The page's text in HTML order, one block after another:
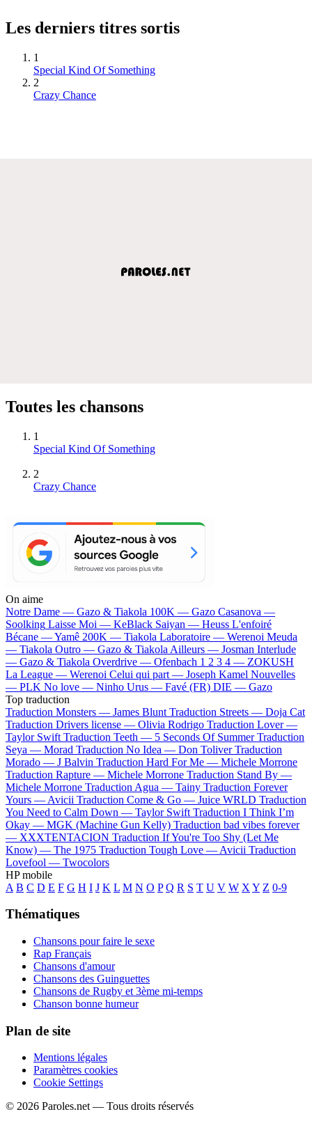
Les derniers titres sortis
1
Special Kind Of Something
2
Crazy Chance
Toutes les chansons
1
Special Kind Of Something
2
Crazy Chance
On aime
Notre Dame — Gazo & Tiakola 100K — Gazo Casanova —
Soolking Laisse Moi — KeBlack Saiyan — Heuss L'enfoiré
Bécane —Yamê 200K — Tiakola Laboratoire — Werenoi Meuda
— Tiakola Outro — Gazo & Tiakola Ailleurs — Josman Interlude
— Gazo & Tiakola Overdrive — Ofenbach 1 2 3 4 — ZOKUSH
La League — Werenoi Celui qui part — Joseph Kamel Nouvelles
— PLK No love — Ninho Urus — Favé (FR) DIE — Gazo
Top traduction
Traduction Monsters — James Blunt Traduction Streets — Doja Cat
Traduction Drivers license — Olivia Rodrigo Traduction Lover —
Taylor Swift Traduction Teeth — 5 Seconds Of Summer Traduction
Seya — Morad Traduction No Idea — Don Toliver Traduction
Morado — J Balvin Traduction Hard For Me — Michele Morrone
Traduction Rapture — Michele Morrone Traduction Stand By —
Michele Morrone Traduction Agua — Tainy Traduction Forever
Yours — Avicii Traduction Come & Go — Juice WRLD Traduction
You Need to Calm Down — Taylor Swift Traduction I Think I’m
Okay — MGK (Machine Gun Kelly) Traduction bad vibes forever
— XXXTENTACION Traduction If You're Too Shy (Let Me
Know) — The 1975 Traduction Tough Love — Avicii Traduction
Lovefool — Twocolors
HP mobile
A B C D E F G H I J K L M N O P Q R S T U V W X Y Z 0-9
Thématiques
Chansons pour faire le sexe
Rap Français
Chansons d'amour
Chansons des Guinguettes
Chansons de Rugby et 3ème mi-temps
Chanson bonne humeur
Plan de site
Mentions légales
Paramètres cookies
Cookie Settings
© 2026 Paroles.net — Tous droits réservés